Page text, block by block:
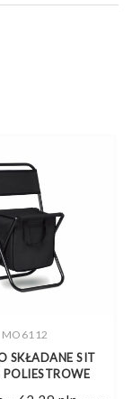
MO6112
SKŁADANE SIT
POLIESTROWE